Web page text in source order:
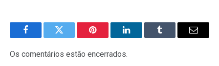
FacebookTwitter Pinterest LinkedInTumblr
E-
Os comentários estão encerrados.